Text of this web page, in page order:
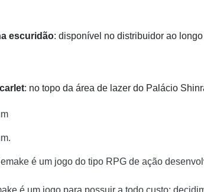
escuridão: disponível no distribuidor ao
: no topo da área de lazer do Palácio
é um jogo do tipo RPG de ação
é um jogo para possuir a todo custo: